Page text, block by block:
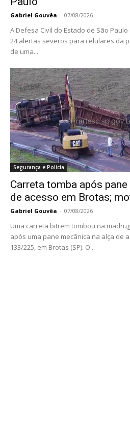
Gabriel Gouvêa - 07/08/2026
A Defesa Civil do Estado de São
24 alertas severos para celulares da
de uma...
Segurança e Polícia
Carreta tomba após
de acesso em Brotas;
Gabriel Gouvêa - 07/08/2026
Uma carreta bitrem tombou na
após uma pane mecânica na alça de
133/225, em Brotas (SP). O...